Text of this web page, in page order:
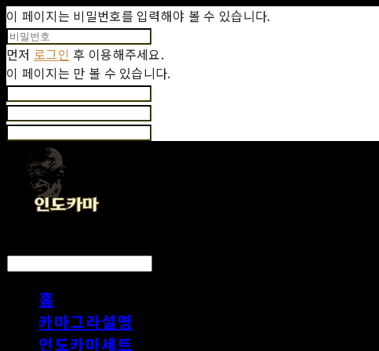
이 페이지는 비밀번호를 입력해야 볼 수 있습니다.
먼저 로그인 후 이용해주세요.
이 페이지는 만 볼 수 있습니다.
홈
카마그라설명
인도카마세트